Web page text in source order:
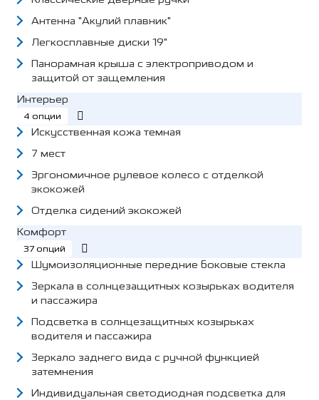
Антенна "Акулий плавник"
Легкосплавные диски 19"
Панорамная крыша с электроприводом и
защитой от защемления
Интерьер
4 опции
Искусственная кожа темная
7 мест
Эргономичное рулевое колесо с отделкой
экокожей
Отделка сидений экокожей
Комфорт
37 опций
Шумоизоляционные передние боковые стекла
Зеркала в солнцезащитных козырьках водителя
и пассажира
Подсветка в солнцезащитных козырьках
водителя и пассажира
Зеркало заднего вида с ручной функцией
затемнения
Индивидуальная светодиодная подсветка для